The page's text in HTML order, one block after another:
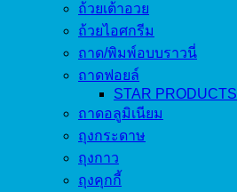
ถ้วยเต้าอวย
ถ้วยไอศกรีม
ถาด/พิมพ์อบบราวนี่
ถาดฟอยล์
STAR PRODUCTS
ถาดอลูมิเนียม
ถุงกระดาษ
ถุงกาว
ถุงคุกกี้